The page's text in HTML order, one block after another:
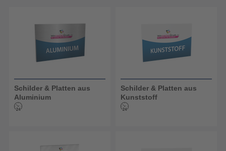
Schilder & Platten aus
Aluminium
Schilder & Platten aus
Kunststoff